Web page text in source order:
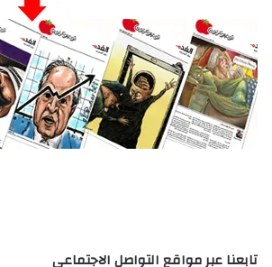
تابعنا عبر مواقع التواصل الاجتماعى